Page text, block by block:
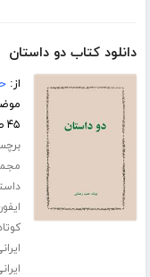
دانلود کتاب دو داستان
از:
۴۵ صفحه